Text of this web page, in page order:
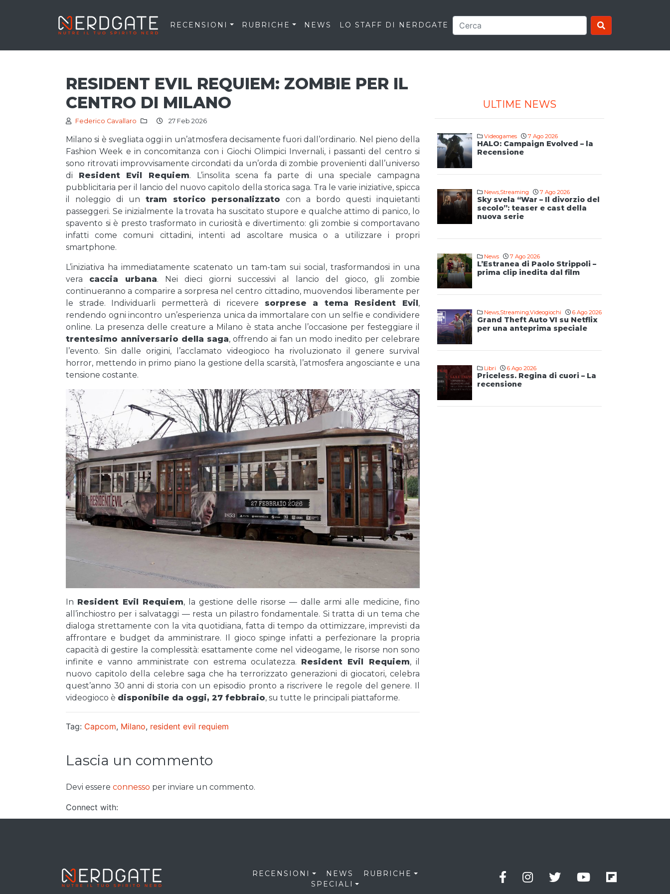
RECENSIONI RUBRICHE NEWS LO STAFF DI NERDGATE
RESIDENT EVIL REQUIEM: ZOMBIE PER IL
CENTRO DI MILANO
Federico Cavallaro 27 Feb 2026
Milano si è svegliata oggi in un’atmosfera decisamente fuori dall’ordinario. Nel pieno della
Fashion Week e in concomitanza con i Giochi Olimpici Invernali, i passanti del centro si
sono ritrovati improvvisamente circondati da un’orda di zombie provenienti dall’universo
di Resident Evil Requiem. L’insolita scena fa parte di una speciale campagna
pubblicitaria per il lancio del nuovo capitolo della storica saga. Tra le varie iniziative, spicca
il noleggio di un tram storico personalizzato con a bordo questi inquietanti
passeggeri. Se inizialmente la trovata ha suscitato stupore e qualche attimo di panico, lo
spavento si è presto trasformato in curiosità e divertimento: gli zombie si comportavano
infatti come comuni cittadini, intenti ad ascoltare musica o a utilizzare i propri
smartphone.
L’iniziativa ha immediatamente scatenato un tam-tam sui social, trasformandosi in una
vera caccia urbana. Nei dieci giorni successivi al lancio del gioco, gli zombie
continueranno a comparire a sorpresa nel centro cittadino, muovendosi liberamente per
le strade. Individuarli permetterà di ricevere sorprese a tema Resident Evil,
rendendo ogni incontro un’esperienza unica da immortalare con un selfie e condividere
online. La presenza delle creature a Milano è stata anche l’occasione per festeggiare il
trentesimo anniversario della saga, offrendo ai fan un modo inedito per celebrare
l’evento. Sin dalle origini, l’acclamato videogioco ha rivoluzionato il genere survival
horror, mettendo in primo piano la gestione della scarsità, l’atmosfera angosciante e una
tensione costante.
In Resident Evil Requiem, la gestione delle risorse — dalle armi alle medicine, fino
all’inchiostro per i salvataggi — resta un pilastro fondamentale. Si tratta di un tema che
dialoga strettamente con la vita quotidiana, fatta di tempo da ottimizzare, imprevisti da
affrontare e budget da amministrare. Il gioco spinge infatti a perfezionare la propria
capacità di gestire la complessità: esattamente come nel videogame, le risorse non sono
infinite e vanno amministrate con estrema oculatezza. Resident Evil Requiem, il
nuovo capitolo della celebre saga che ha terrorizzato generazioni di giocatori, celebra
quest’anno 30 anni di storia con un episodio pronto a riscrivere le regole del genere. Il
videogioco è disponibile da oggi, 27 febbraio, su tutte le principali piattaforme.
Tag: Capcom, Milano, resident evil requiem
Lascia un commento
Devi essere connesso per inviare un commento.
Connect with:
ULTIME NEWS
Videogames 7 Ago 2026
HALO: Campaign Evolved – la
Recensione
News,Streaming 7 Ago 2026
Sky svela “War – Il divorzio del
secolo”: teaser e cast della
nuova serie
News 7 Ago 2026
L’Estranea di Paolo Strippoli –
prima clip inedita dal film
News,Streaming,Videogiochi 6 Ago 2026
Grand Theft Auto VI su Netflix
per una anteprima speciale
Libri 6 Ago 2026
Priceless. Regina di cuori – La
recensione
RECENSIONI NEWS
RUBRICHE
SPECIALI